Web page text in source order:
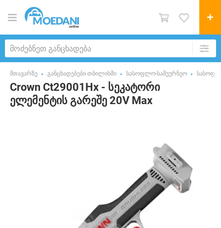
მთავარზე განცხადებები თბილისში სასოფლო-სამეურნეო
Crown Ct29001Hx - სეკატორი
ელემენტის გარეშე 20V Max